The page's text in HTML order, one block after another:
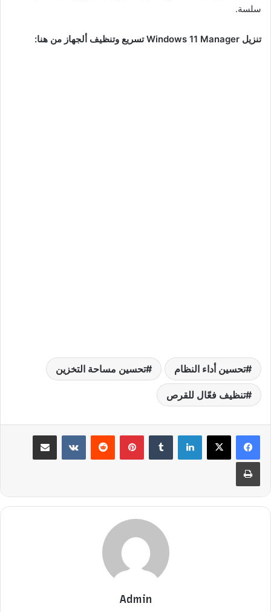
سلسة.
تنزيل Windows 11 Manager تسريع وتنظيف ألجهاز من هنا:
تحسين أداء النظام تحسين مساحة التخزين
تنظيف فعّال للقرص
لينكدإن بينتيريست مشاركة عبر البريد
طباعة
Admin